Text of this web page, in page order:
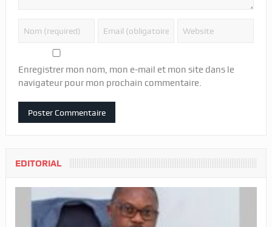
Enregistrer mon nom, mon e-mail et mon site dans le
navigateur pour mon prochain commentaire.
EDITORIAL